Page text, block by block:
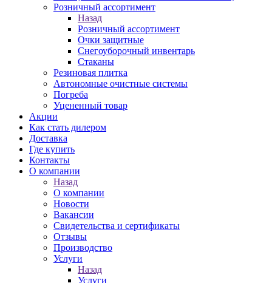
Розничный ассортимент
Назад
Розничный ассортимент
Очки защитные
Снегоуборочный инвентарь
Стаканы
Резиновая плитка
Автономные очистные системы
Погреба
Уцененный товар
Акции
Как стать дилером
Доставка
Где купить
Контакты
О компании
Назад
О компании
Новости
Вакансии
Свидетельства и сертификаты
Отзывы
Производство
Услуги
Назад
Услуги